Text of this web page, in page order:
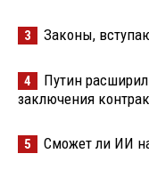
3 Законы,
4
Путин
заключения
5 Сможет ли ИИ